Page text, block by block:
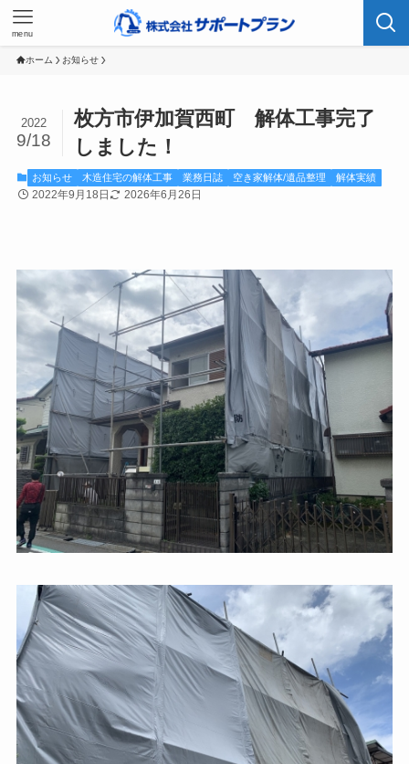
menu
ホーム お知らせ
枚方市伊加賀西町 解体工事完了
しました！
2022
9/18
お知らせ 木造住宅の解体工事 業務日誌 空き家解体/遺品整理 解体実績
2022年9月18日 2026年6月26日